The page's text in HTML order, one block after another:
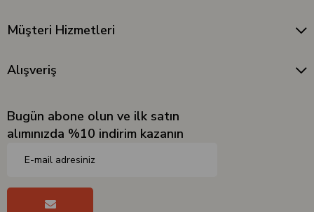
Müşteri Hizmetleri
Alışveriş
Bugün abone olun ve ilk satın
alımınızda %10 indirim kazanın